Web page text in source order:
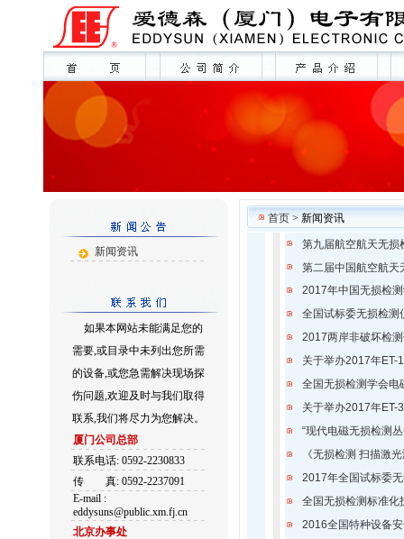
新闻资讯
如果本网站未能满足您的
需要,或目录中未列出您所需
的设备,或您急需解决现场探
伤问题,欢迎及时与我们取得
联系,我们将尽力为您解决。
厦门公司总部
联系电话: 0592-2230833
传
真: 0592-2237091
E-mail :
eddysuns@public.xm.fj.cn
北京办事处
首页> 新闻资讯
第九届航空航天无损
第二届中国航空航天
2017年中国无损检
全国试标委无损检测
2017两岸非破坏检
关于举办2017年ET-
全国无损检测学会电
关于举办2017年ET-
“现代电磁无损检测
《无损检测 扫描激
2017年全国试标委
全国无损检测标准化
2016全国特种设备